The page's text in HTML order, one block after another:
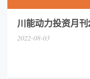
川能动力投资月
2022-08-03